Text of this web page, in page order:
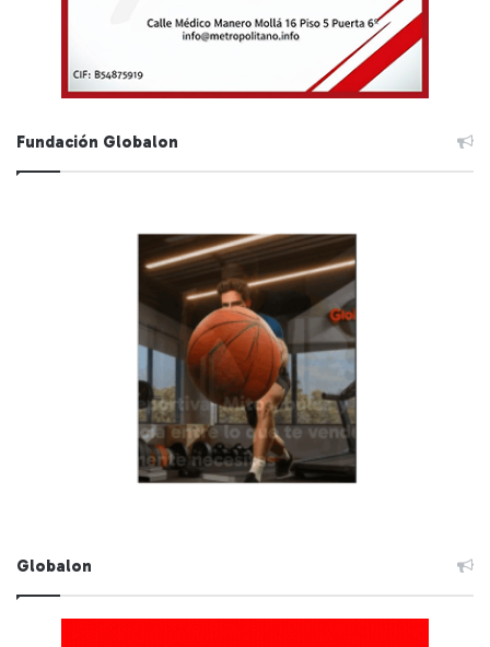
Fundación Globalon
Globalon